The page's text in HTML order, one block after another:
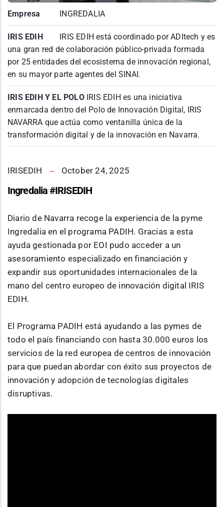
Empresa INGREDALIA
IRIS EDIH
IRIS EDIH está coordinado por ADItech y es
una gran red de colaboración público-privada formada
por 25 entidades del ecosistema de innovación regional,
en su mayor parte agentes del SINAI.
IRIS EDIH Y EL POLOIRIS EDIH es una iniciativa
enmarcada dentro del Polo de Innovación Digital, IRIS
NAVARRA que actúa como ventanilla única de la
transformación digital y de la innovación en Navarra.
IRISEDIH October 24, 2025
Ingredalia #IRISEDIH
Diario de Navarra recoge la experiencia de la pyme
Ingredalia en el programa PADIH. Gracias a esta
ayuda gestionada por EOI pudo acceder a un
asesoramiento especializado en financiación y
expandir sus oportunidades internacionales de la
mano del centro europeo de innovación digital IRIS
EDIH.
El Programa PADIH está ayudando a las pymes de
todo el país financiando con hasta 30.000 euros los
servicios de la red europea de centros de innovación
para que puedan abordar con éxito sus proyectos de
innovación y adopción de tecnologías digitales
disruptivas.